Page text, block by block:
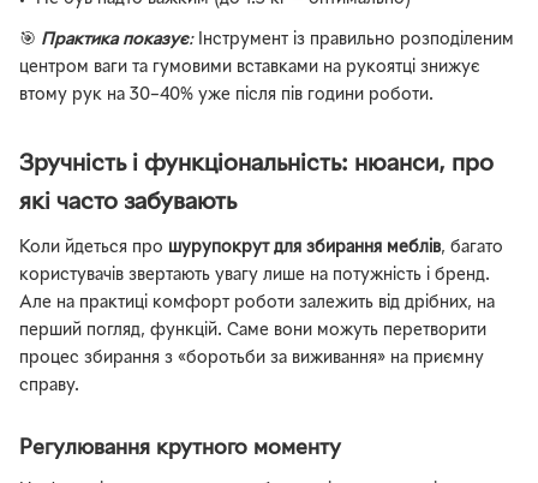
🎯 Практика показує:
Інструмент із правильно розподіленим
центром ваги та гумовими вставками на рукоятці знижує
втому рук на 30–40% уже після пів години роботи.
Зручність і функціональність: нюанси, про
які часто забувають
Коли йдеться про шурупокрут для збирання меблів, багато
користувачів звертають увагу лише на потужність і бренд.
Але на практиці комфорт роботи залежить від дрібних, на
перший погляд, функцій. Саме вони можуть перетворити
процес збирання з «боротьби за виживання» на приємну
справу.
Регулювання крутного моменту